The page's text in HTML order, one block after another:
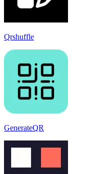
Qrshuffle
GenerateQR